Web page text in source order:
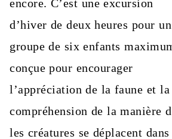
encore. C’est une excursion
d’hiver de deux heures pour un
groupe de six enfants
conçue pour encourager
l’appréciation de la faune et la
compréhension de la manière
les créatures se déplacent